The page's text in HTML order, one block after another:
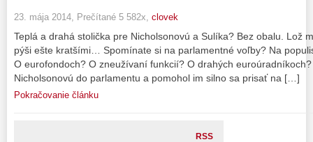
23. mája 2014, Prečítané 5 582x, clovek
Teplá a drahá stolička pre Nicholsonovú a Sulíka? Bez obalu. Lož
pýši ešte kratšími… Spomínate si na parlamentné voľby? Na
O eurofondoch? O zneužívaní funkcií? O drahých
Nicholsonovú do parlamentu a pomohol im silno sa prisať na […]
Pokračovanie článku
RSS